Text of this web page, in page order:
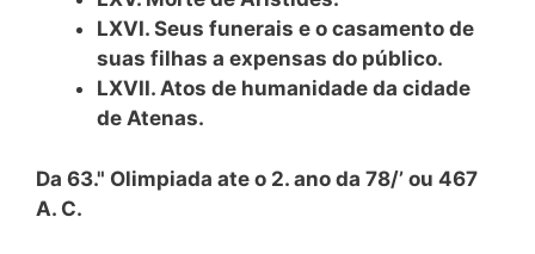
LXVI. Seus funerais e o casamento de
suas filhas a expensas do público.
LXVII. Atos de humanidade da cidade
de Atenas.
Da 63." Olimpiada ate o 2. ano da 78/’ ou 467
A. C.